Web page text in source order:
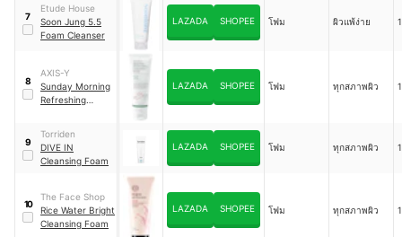
7
Etude House
Soon Jung 5.5
Foam Cleanser
LAZADA SHOPEE โฟม ผิวแพ้ง่าย
8
AXIS-Y
Sunday Morning
Refreshing
LAZADA SHOPEE โฟม ทุกสภาพผิว
9
Torriden
DIVE IN
Cleansing Foam
LAZADA SHOPEE โฟม ทุกสภาพผิว
10
The​ Face​ Shop
Rice Water Bright
Cleansing Foam
LAZADA SHOPEE โฟม ทุกสภาพผิว